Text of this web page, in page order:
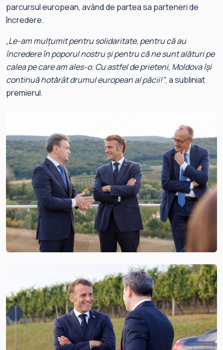
parcursul european, având de partea sa parteneri de
încredere.
„Le-am mulțumit pentru solidaritate, pentru că au
încredere în poporul nostru și pentru că ne sunt alături pe
calea pe care am ales-o. Cu astfel de prieteni, Moldova își
continuă hotărât drumul european al păcii!”, a subliniat
premierul.